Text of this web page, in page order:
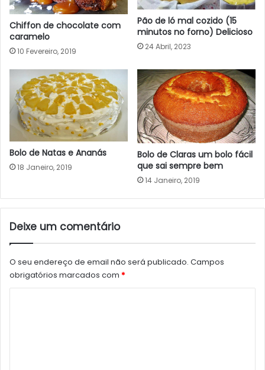
Chiffon de chocolate com
caramelo
10 Fevereiro, 2019
Pão de ló mal cozido (15
minutos no forno) Delicioso
24 Abril, 2023
Bolo de Natas e Ananás
18 Janeiro, 2019
Bolo de Claras um bolo fácil
que sai sempre bem
14 Janeiro, 2019
Deixe um comentário
O seu endereço de email não será publicado. Campos
obrigatórios marcados com *